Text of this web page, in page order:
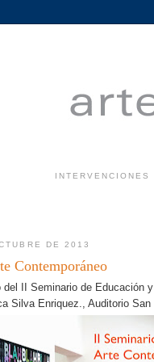
DE 2013
Contemporáneo
del II Seminario de Educación
Silva Enriquez., Auditorio San